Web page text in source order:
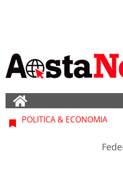
POLITICA & ECONOMIA